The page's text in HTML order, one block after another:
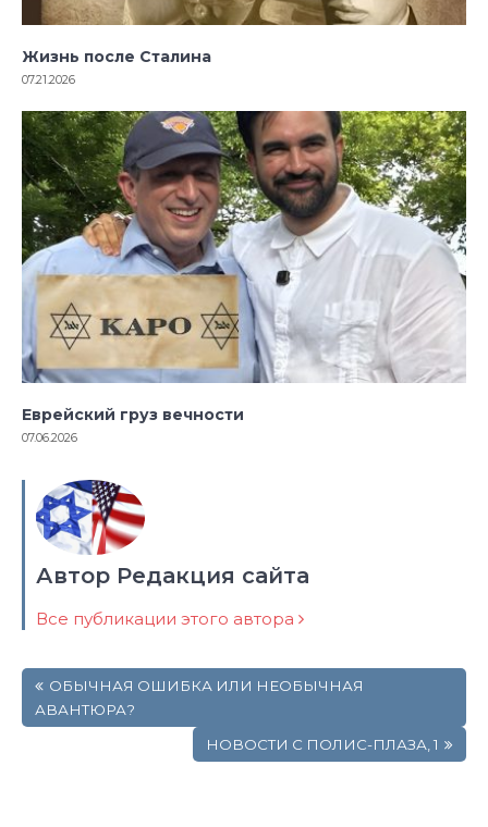
Жизнь после Сталина
07.21.2026
Еврейский груз вечности
07.06.2026
Автор Редакция сайта
Все публикации этого автора
по
записям
ОБЫЧНАЯ ОШИБКА ИЛИ НЕОБЫЧНАЯ
АВАНТЮРА?
НОВОСТИ С ПОЛИС-ПЛАЗА, 1